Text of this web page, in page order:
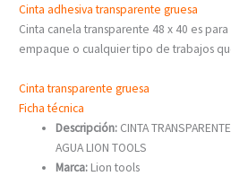
Cinta adhesiva transparente gruesa
Cinta canela transparente 48 x 40 es
empaque o cualquier tipo de trabajos
Cinta transparente gruesa
Ficha técnica
Descripción: CINTA
AGUA LION TOOLS
Marca: Lion tools